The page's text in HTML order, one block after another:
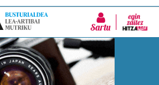
Sartu